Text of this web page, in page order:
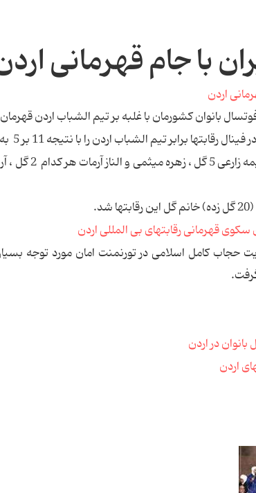
با جام قهرمانی
بانوان کشورمان با غلبه بر تیم الشباب اردن
تیم الشباب اردن را با نتیجه 11 بر 5 به پیروزی رسید و مقام قهرمانی را از آن خود کرد.
گلهای بانوان
حجاب کامل اسلامی در تورنمنت امان مورد توجه
در اردن
اردن